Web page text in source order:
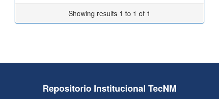
Showing results 1 to 1 of 1
Repositorio Institucional TecNM